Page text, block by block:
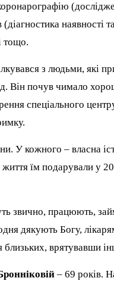
наявності
тощо.
з людьми, які
Він почув чимало
спеціального
У кожного – власна
життя їм подарували у
звично, працюють,
дякують Богу,
близьких, врятувавши
– 69 років.